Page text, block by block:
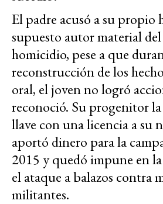
El padre acusó a su propio
supuesto autor material
homicidio, pese a que
reconstrucción de los
oral, el joven no logró
reconoció. Su progenitor
llave con una licencia a su
aportó dinero para la
2015 y quedó impune en
el ataque a balazos contra
militantes.